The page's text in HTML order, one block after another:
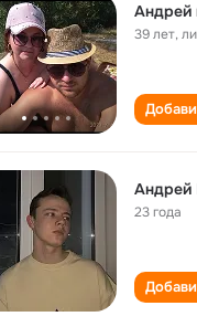
Андрей
39 лет,
Андрей
23 года